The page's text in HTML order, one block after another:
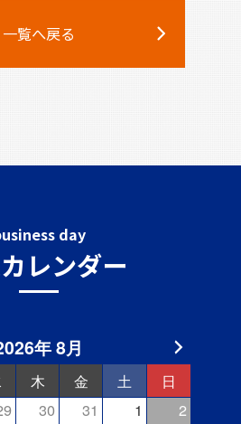
一覧へ戻る
day
レンダー
年 8月
木 金 土
日
30 31 1
2